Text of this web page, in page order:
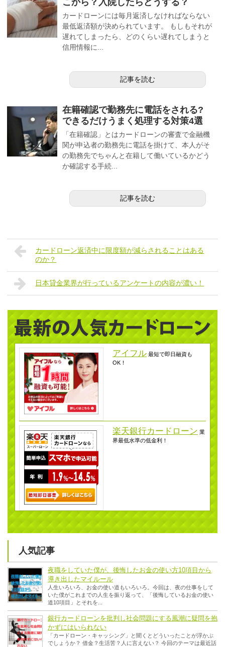
カードローンには毎月返済しなければならない
最低返済額が決められています。 もしもそれが
遅れてしまったら、どのくらい遅れてしまうと
信用情報に...
記事を読む
在籍確認で勤務先に電話をされる?
できるだけうまく処理する対策4選
「在籍確認」とはカードローンの審査で金融機
関が申込者の勤務先に電話を掛けて、本人がそ
の勤務先でちゃんと在籍して働いているかどう
か確認する手続...
記事を読む
カードローン返済中に限度額が減らされることはある
のか？
日本貸金業界が行っているアンケートの内容が濃い！
アイフル 最短で即日融資も
OK！
楽天銀行カードローン 業
界最低水準の低金利！
人気記事
夜職をしていた僕が、後悔したお金の使い方10項目から
導き出したマイルール
人生いろいろ、お金の使い道もいろいろ。今回は、夜の仕事をして
いた僕がこれまでの人生を振り返って、「後悔しているお金の使い
道10項目」とそれを...
銀行カードローンを批判し社会問題にする風潮に疑問を抱
かずにはいられない
「カードローン・キャッシング」と聞くとどういったことが浮かぶ
でしょうか？ 借金？生活苦？人に言えない？ 今回のテーマは最近話